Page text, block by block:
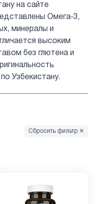
на сайте
Омега‑3,
минералы и
высоким
без глютена и
Узбекистану.
Сбросить фильтр ✕